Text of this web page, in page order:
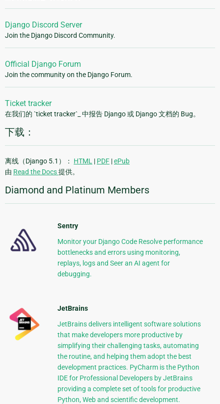
Django Discord Server
Join the Django Discord Community.
Official Django Forum
Join the community on the Django Forum.
Ticket tracker
在我们的 `ticket tracker`_ 中报告 Django 或 Django 文档的 Bug。
下载：
离线（Django 5.1）： HTML | PDF |ePub
由 Read the Docs提供。
Diamond and Platinum Members
Sentry
Monitor your Django Code Resolve performance
bottlenecks and errors using monitoring,
replays, logs and Seer an AI agent for
debugging.
JetBrains
JetBrains delivers intelligent software solutions
that make developers more productive by
simplifying their challenging tasks, automating
the routine, and helping them adopt the best
development practices. PyCharm is the Python
IDE for Professional Developers by JetBrains
providing a complete set of tools for productive
Python, Web and scientific development.